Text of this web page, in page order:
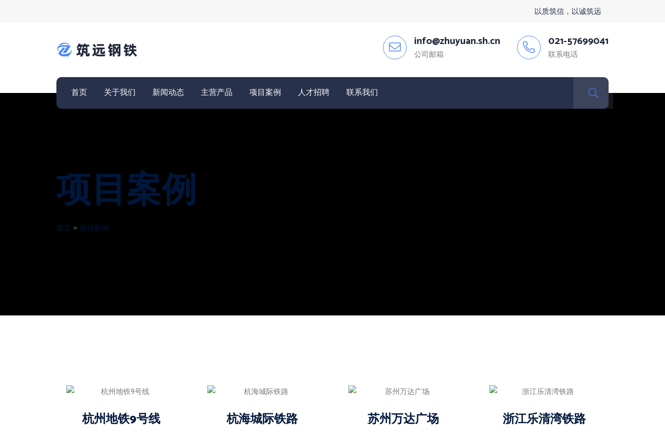
以质筑信，以诚筑远
info@zhuyuan.sh.cn
公司邮箱
021-57699041
联系电话
首页 关于我们 新闻动态 主营产品 项目案例 人才招聘 联系我们
项目案例
首页 > 项目案例
杭州地铁9号线 杭海城际铁路 苏州万达广场 浙江乐清湾铁路